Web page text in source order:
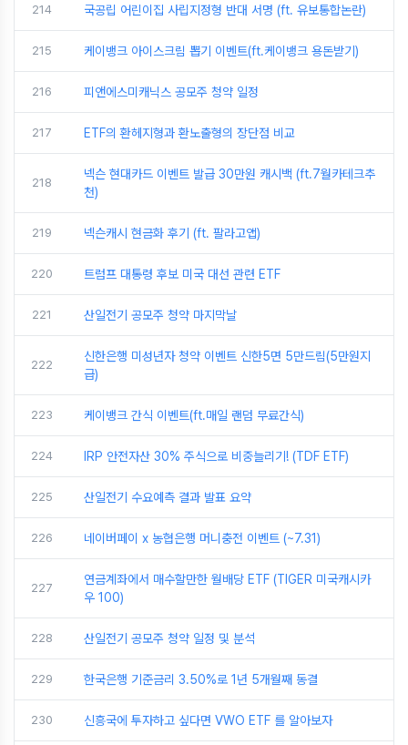
214 국공립 어린이집 사립지정형 반대 서명 (ft. 유보통합논란)
215 케이뱅크 아이스크림 뽑기 이벤트(ft.케이뱅크 용돈받기)
216 피앤에스미캐닉스 공모주 청약 일정
217 ETF의 환헤지형과 환노출형의 장단점 비교
218
넥슨 현대카드 이벤트 발급 30만원 캐시백 (ft.7월카테크추
천)
219 넥슨캐시 현금화 후기 (ft. 팔라고앱)
220 트럼프 대통령 후보 미국 대선 관련 ETF
221 산일전기 공모주 청약 마지막날
222
신한은행 미성년자 청약 이벤트 신한5면 5만드림(5만원지
급)
223 케이뱅크 간식 이벤트(ft.매일 랜덤 무료간식)
224 IRP 안전자산 30% 주식으로 비중늘리기! (TDF ETF)
225 산일전기 수요예측 결과 발표 요약
226 네이버페이 x 농협은행 머니충전 이벤트 (~7.31)
227
연금계좌에서 매수할만한 월배당 ETF (TIGER 미국캐시카
우 100)
228 산일전기 공모주 청약 일정 및 분석
229 한국은행 기준금리 3.50%로 1년 5개월째 동결
230 신흥국에 투자하고 싶다면 VWO ETF 를 알아보자